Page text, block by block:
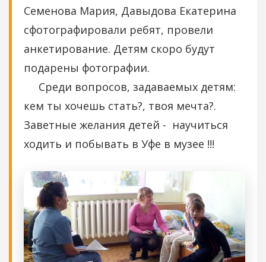
Семенова Мария, Давыдова Екатерина
сфотографировали ребят, провели
анкетирование. Детям скоро будут
подарены фотографии.
Среди вопросов, задаваемых детям:
кем ты хочешь стать?, твоя мечта?.
Заветные желания детей - научиться
ходить и побывать в Уфе в музее !!!